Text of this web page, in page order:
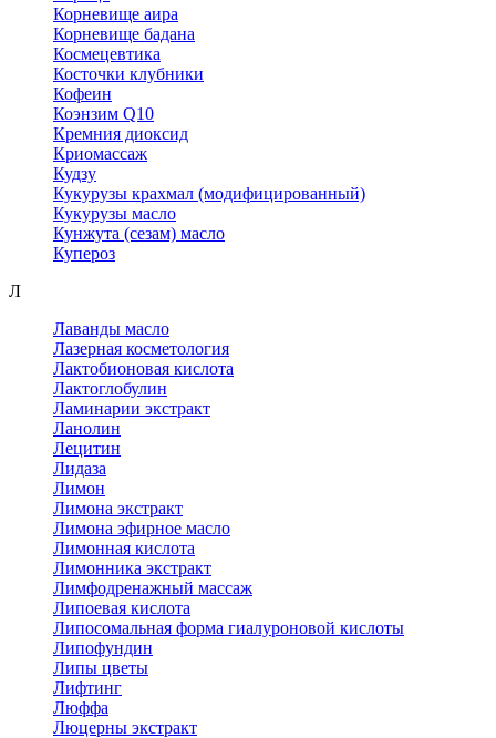
Корневище аира
Корневище бадана
Космецевтика
Косточки клубники
Кофеин
Коэнзим Q10
Кремния диоксид
Криомассаж
Кудзу
Кукурузы крахмал (модифицированный)
Кукурузы масло
Кунжута (сезам) масло
Купероз
Л
Лаванды масло
Лазерная косметология
Лактобионовая кислота
Лактоглобулин
Ламинарии экстракт
Ланолин
Лецитин
Лидаза
Лимон
Лимона экстракт
Лимона эфирное масло
Лимонная кислота
Лимонника экстракт
Лимфодренажный массаж
Липоевая кислота
Липосомальная форма гиалуроновой кислоты
Липофундин
Липы цветы
Лифтинг
Люффа
Люцерны экстракт